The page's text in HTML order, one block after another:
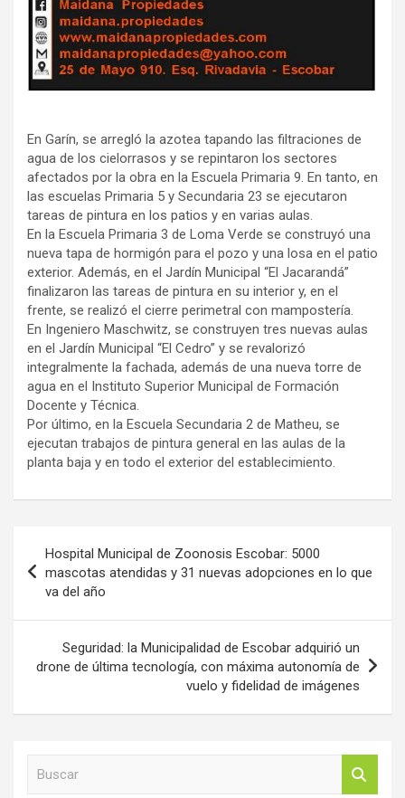
En Garín, se arregló la azotea tapando las filtraciones de
agua de los cielorrasos y se repintaron los sectores
afectados por la obra en la Escuela Primaria 9. En tanto, en
las escuelas Primaria 5 y Secundaria 23 se ejecutaron
tareas de pintura en los patios y en varias aulas.
En la Escuela Primaria 3 de Loma Verde se construyó una
nueva tapa de hormigón para el pozo y una losa en el patio
exterior. Además, en el Jardín Municipal “El Jacarandá”
finalizaron las tareas de pintura en su interior y, en el
frente, se realizó el cierre perimetral con mampostería.
En Ingeniero Maschwitz, se construyen tres nuevas aulas
en el Jardín Municipal “El Cedro” y se revalorizó
integralmente la fachada, además de una nueva torre de
agua en el Instituto Superior Municipal de Formación
Docente y Técnica.
Por último, en la Escuela Secundaria 2 de Matheu, se
ejecutan trabajos de pintura general en las aulas de la
planta baja y en todo el exterior del establecimiento.
de
entradas
Hospital Municipal de Zoonosis Escobar: 5000
mascotas atendidas y 31 nuevas adopciones en lo que
va del año
Seguridad: la Municipalidad de Escobar adquirió un
drone de última tecnología, con máxima autonomía de
vuelo y fidelidad de imágenes